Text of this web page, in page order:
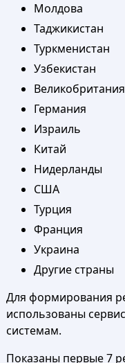
Молдова
Таджикистан
Туркменистан
Узбекистан
Великобритания
Германия
Израиль
Китай
Нидерланды
США
Турция
Франция
Украина
Другие страны
Для формирования
использованы
системам.
Показаны первые 7